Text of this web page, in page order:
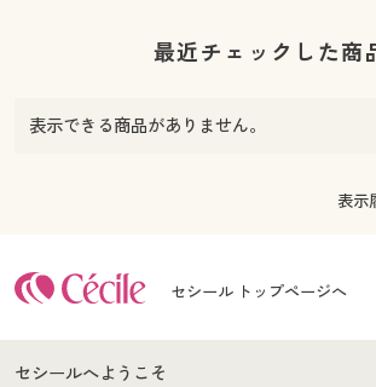
最近チェックした商
表示できる商品がありません。
表示
セシール トップページへ
セシールへようこそ